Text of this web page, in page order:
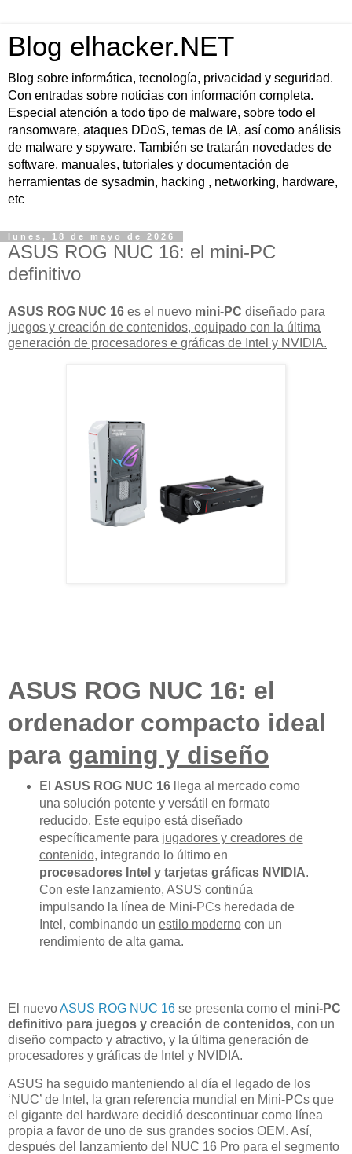
Blog elhacker.NET
Blog sobre informática, tecnología, privacidad y seguridad.
Con entradas sobre noticias con información completa.
Especial atención a todo tipo de malware, sobre todo el
ransomware, ataques DDoS, temas de IA, así como análisis
de malware y spyware. También se tratarán novedades de
software, manuales, tutoriales y documentación de
herramientas de sysadmin, hacking , networking, hardware,
etc
lunes, 18 de mayo de 2026
ASUS ROG NUC 16: el mini-PC
definitivo
ASUS ROG NUC 16 es el nuevo mini-PC diseñado para
juegos y creación de contenidos, equipado con la última
generación de procesadores e gráficas de Intel y NVIDIA.
ASUS ROG NUC 16: el
ordenador compacto ideal
para gaming y diseño
El ASUS ROG NUC 16llega al mercado como
una solución potente y versátil en formato
reducido. Este equipo está diseñado
específicamente para jugadores y creadores de
contenido, integrando lo último en
procesadores Intel y tarjetas gráficas NVIDIA.
Con este lanzamiento, ASUS continúa
impulsando la línea de Mini-PCs heredada de
Intel, combinando un estilo modernocon un
rendimiento de alta gama.
El nuevoASUS ROG NUC 16 se presenta como el mini-PC
definitivo para juegos y creación de contenidos, con un
diseño compacto y atractivo, y la última generación de
procesadores y gráficas de Intel y NVIDIA.
ASUS ha seguido manteniendo al día el legado de los
‘NUC’ de Intel, la gran referencia mundial en Mini-PCs que
el gigante del hardware decidió descontinuar como línea
propia a favor de uno de sus grandes socios OEM. Así,
después del lanzamiento del NUC 16 Pro para el segmento